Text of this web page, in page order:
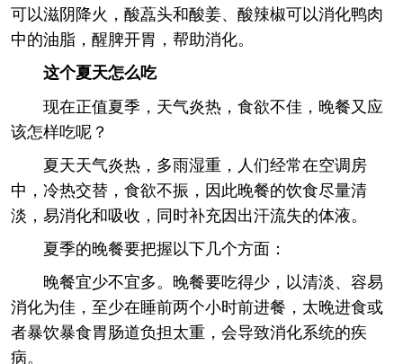
可以滋阴降火，酸藠头和酸姜、酸辣椒可以消化鸭肉
中的油脂，醒脾开胃，帮助消化。
这个夏天怎么吃
现在正值夏季，天气炎热，食欲不佳，晚餐又应
该怎样吃呢？
夏天天气炎热，多雨湿重，人们经常在空调房
中，冷热交替，食欲不振，因此晚餐的饮食尽量清
淡，易消化和吸收，同时补充因出汗流失的体液。
夏季的晚餐要把握以下几个方面：
晚餐宜少不宜多。晚餐要吃得少，以清淡、容易
消化为佳，至少在睡前两个小时前进餐，太晚进食或
者暴饮暴食胃肠道负担太重，会导致消化系统的疾
病。